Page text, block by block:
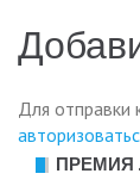
Для
ПРЕМИЯ